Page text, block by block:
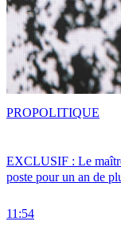
EXCLUSIF : Le
poste pour un an de
11:54
PROPOLITIQUE